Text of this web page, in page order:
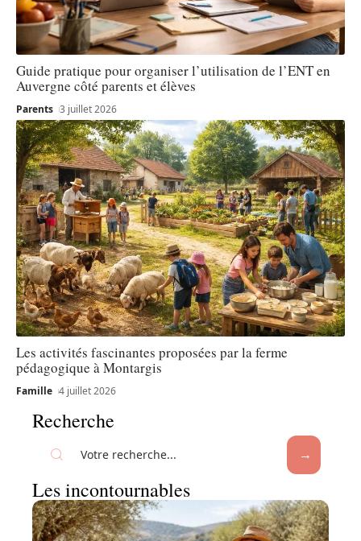
Guide pratique pour organiser l’utilisation de l’ENT en
Auvergne côté parents et élèves
Parents 3 juillet 2026
Les activités fascinantes proposées par la ferme
pédagogique à Montargis
Famille 4 juillet 2026
Recherche
Les incontournables